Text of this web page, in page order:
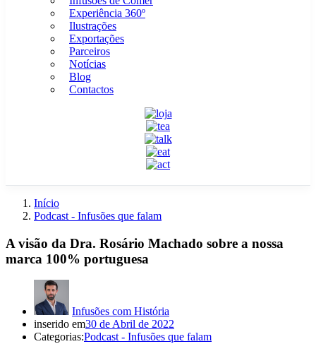
Experiência 360º
Ilustrações
Exportações
Parceiros
Notícias
Blog
Contactos
Início
Podcast - Infusões que falam
A visão da Dra. Rosário Machado sobre a nossa
marca 100% portuguesa
Infusões com História
inserido em30 de Abril de 2022
Categorias:Podcast - Infusões que falam